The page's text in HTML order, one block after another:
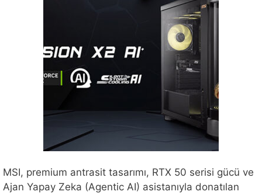
MSI, premium antrasit tasarımı, RTX 50 serisi gücü ve
Ajan Yapay Zeka (Agentic AI) asistanıyla donatılan